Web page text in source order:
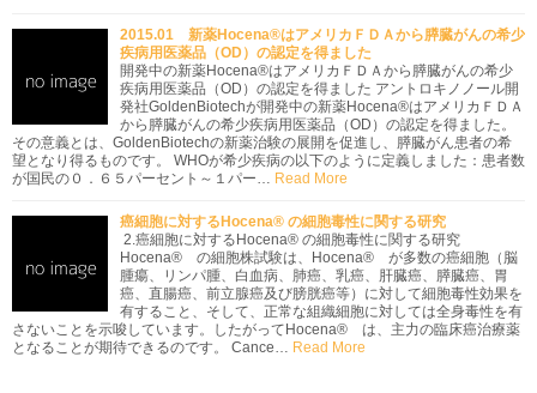
2015.01 新薬Hocena®はアメリカＦＤＡから膵臓がんの希少
疾病用医薬品（OD）の認定を得ました
開発中の新薬Hocena®はアメリカＦＤＡから膵臓がんの希少
疾病用医薬品（OD）の認定を得ました アントロキノノール開
発社GoldenBiotechが開発中の新薬Hocena®はアメリカＦＤＡ
から膵臓がんの希少疾病用医薬品（OD）の認定を得ました。
その意義とは、GoldenBiotechの新薬治験の展開を促進し、膵臓がん患者の希
望となり得るものです。 WHOが希少疾病の以下のように定義しました：患者数
が国民の０．６５パーセント～１パー…
Read More
癌細胞に対するHocena® の細胞毒性に関する研究
2.癌細胞に対するHocena® の細胞毒性に関する研究
Hocena® の細胞株試験は、Hocena® が多数の癌細胞（脳
腫瘍、リンパ腫、白血病、肺癌、乳癌、肝臓癌、膵臓癌、胃
癌、直腸癌、前立腺癌及び膀胱癌等）に対して細胞毒性効果を
有すること、そして、正常な組織細胞に対しては全身毒性を有
さないことを示唆しています。したがってHocena® は、主力の臨床癌治療薬
となることが期待できるのです。 Cance…
Read More